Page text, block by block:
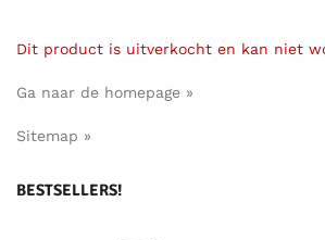
Dit product is uitverkocht en kan niet
Ga naar de homepage »
Sitemap »
BESTSELLERS!